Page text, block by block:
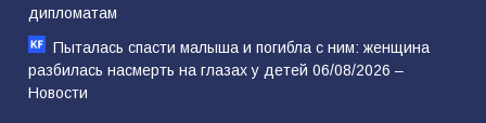
дипломатам
Пыталась спасти малыша и погибла с ним: женщина
разбилась насмерть на глазах у детей 06/08/2026 –
Новости